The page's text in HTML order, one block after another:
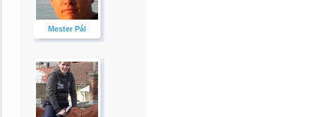
Mester Pál